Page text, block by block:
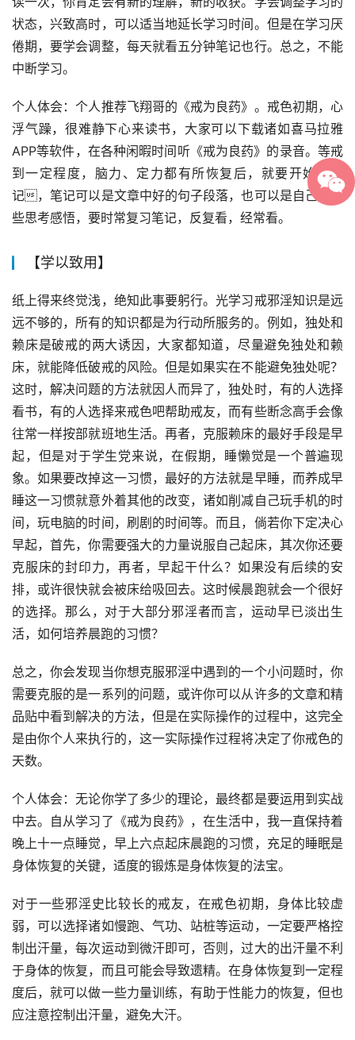
状态，兴致高时，可以适当地延长学习时间。但是在学习厌
倦期，要学会调整，每天就看五分钟笔记也行。总之，不能
中断学习。
个人体会：个人推荐飞翔哥的《戒为良药》。戒色初期，心
浮气躁，很难静下心来读书，大家可以下载诸如喜马拉雅
APP等软件，在各种闲暇时间听《戒为良药》的录音。等戒
到一定程度，脑力、定力都有所恢复后，就要开始做笔
记，笔记可以是文章中好的句子段落，也可以是自己的一
些思考感悟，要时常复习笔记，反复看，经常看。
【学以致用】
纸上得来终觉浅，绝知此事要躬行。光学习戒邪淫知识是远
远不够的，所有的知识都是为行动所服务的。例如，独处和
赖床是破戒的两大诱因，大家都知道，尽量避免独处和赖
床，就能降低破戒的风险。但是如果实在不能避免独处呢？
这时，解决问题的方法就因人而异了，独处时，有的人选择
看书，有的人选择来戒色吧帮助戒友，而有些断念高手会像
往常一样按部就班地生活。再者，克服赖床的最好手段是早
起，但是对于学生党来说，在假期，睡懒觉是一个普遍现
象。如果要改掉这一习惯，最好的方法就是早睡，而养成早
睡这一习惯就意外着其他的改变，诸如削减自己玩手机的时
间，玩电脑的时间，刷剧的时间等。而且，倘若你下定决心
早起，首先，你需要强大的力量说服自己起床，其次你还要
克服床的封印力，再者，早起干什么？如果没有后续的安
排，或许很快就会被床给吸回去。这时候晨跑就会一个很好
的选择。那么，对于大部分邪淫者而言，运动早已淡出生
活，如何培养晨跑的习惯？
总之，你会发现当你想克服邪淫中遇到的一个小问题时，你
需要克服的是一系列的问题，或许你可以从许多的文章和精
品贴中看到解决的方法，但是在实际操作的过程中，这完全
是由你个人来执行的，这一实际操作过程将决定了你戒色的
天数。
个人体会：无论你学了多少的理论，最终都是要运用到实战
中去。自从学习了《戒为良药》，在生活中，我一直保持着
晚上十一点睡觉，早上六点起床晨跑的习惯，充足的睡眠是
身体恢复的关键，适度的锻炼是身体恢复的法宝。
对于一些邪淫史比较长的戒友，在戒色初期，身体比较虚
弱，可以选择诸如慢跑、气功、站桩等运动，一定要严格控
制出汗量，每次运动到微汗即可，否则，过大的出汗量不利
于身体的恢复，而且可能会导致遗精。在身体恢复到一定程
度后，就可以做一些力量训练，有助于性能力的恢复，但也
应注意控制出汗量，避免大汗。